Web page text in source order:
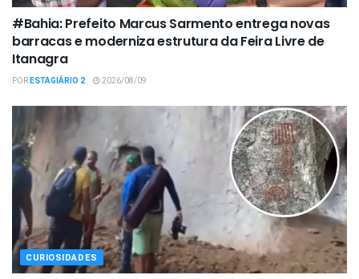
#Bahia: Prefeito Marcus Sarmento entrega novas
barracas e moderniza estrutura da Feira Livre de
Itanagra
PORESTAGIÁRIO 2 2026/08/09
CURIOSIDADES